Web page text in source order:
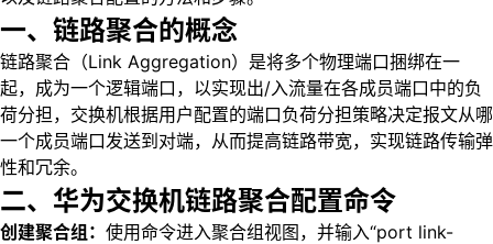
一、链路聚合的概念
链路聚合（Link Aggregation）是将多个物理端口捆绑在一
起，成为一个逻辑端口，以实现出/入流量在各成员端口中的负
荷分担，交换机根据用户配置的端口负荷分担策略决定报文从哪
一个成员端口发送到对端，从而提高链路带宽，实现链路传输弹
性和冗余。
二、华为交换机链路聚合配置命令
创建聚合组： 使用命令进入聚合组视图，并输入“port link-